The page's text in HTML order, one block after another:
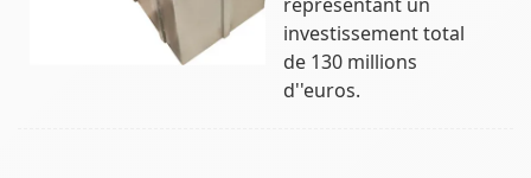
investissement total
de 130 millions
d''euros.